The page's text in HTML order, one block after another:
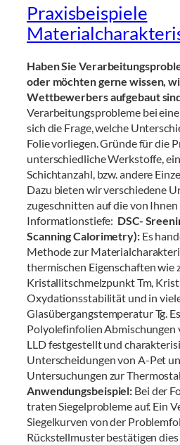
Praxisbeispiele
Haben Sie
oder möchten gerne wissen,
Wettbewerbers aufgebaut
Verarbeitungsprobleme bei
sich die Frage, welche
Folie vorliegen. Gründe für die
unterschiedliche Werkstoffe,
Schichtanzahl, bzw. andere
Dazu bieten wir verschiedene
zugeschnitten auf die von
Informationstiefe: DSC-
Scanning Calorimetry):Es
Methode zur
thermischen Eigenschaften wie
Kristallitschmelzpunkt Tm,
Oxydationsstabilität und in
Glasübergangstemperatur Tg.
Polyolefinfolien Abmischungen
LLD festgestellt und
Unterscheidungen von A-Pet
Untersuchungen zur
Anwendungsbeispiel: Bei der
traten Siegelprobleme auf. Ein
Siegelkurven von der
Rückstellmuster bestätigen